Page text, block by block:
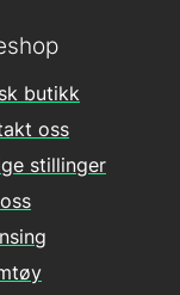
butikk
oss
stillinger